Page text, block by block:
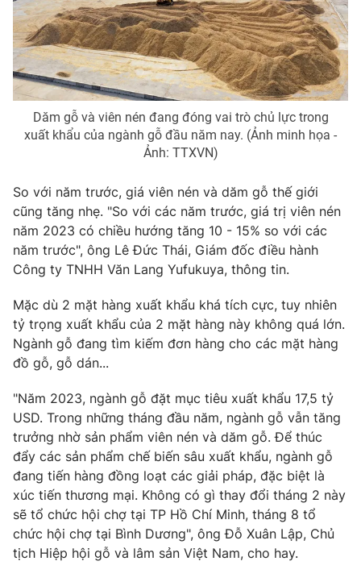
VTV Sức khoẻ Bất động sản
Thị trường 24h Tấm lòng Việt
VTV4 Vươn mình bằng AI
Liên hệ tòa soạn English
THỜI BÁO VTV
Theo dõi báo trên
Cơ quan chủ quản:Đài Truyền hình Việt Nam
Cơ quan báo chí: Thời báo VTV
Giấy phép hoạt động báo in và báo điện tử số 483/GP-BTTTT
cấp ngày 29/12/2023
Tổng Biên tập:Vũ Thanh Thủy
Phó Tổng Biên tập: Nguyễn Thị Mỹ Hạnh, Phạm Quốc Thắng,
Nguyễn Trọng Ninh
Dăm gỗ và viên nén đang đóng vai trò chủ lực trong
xuất khẩu của ngành gỗ đầu năm nay. (Ảnh minh họa -
Ảnh: TTXVN)
So với năm trước, giá viên nén và dăm gỗ thế giới
cũng tăng nhẹ. "So với các năm trước, giá trị viên nén
năm 2023 có chiều hướng tăng 10 - 15% so với các
năm trước", ông Lê Đức Thái, Giám đốc điều hành
Công ty TNHH Văn Lang Yufukuya, thông tin.
Mặc dù 2 mặt hàng xuất khẩu khá tích cực, tuy nhiên
tỷ trọng xuất khẩu của 2 mặt hàng này không quá lớn.
Ngành gỗ đang tìm kiếm đơn hàng cho các mặt hàng
đồ gỗ, gỗ dán...
"Năm 2023, ngành gỗ đặt mục tiêu xuất khẩu 17,5 tỷ
USD. Trong những tháng đầu năm, ngành gỗ vẫn tăng
trưởng nhờ sản phẩm viên nén và dăm gỗ. Để thúc
đẩy các sản phẩm chế biến sâu xuất khẩu, ngành gỗ
đang tiến hàng đồng loạt các giải pháp, đặc biệt là
xúc tiến thương mại. Không có gì thay đổi tháng 2 này
sẽ tổ chức hội chợ tại TP Hồ Chí Minh, tháng 8 tổ
chức hội chợ tại Bình Dương", ông Đỗ Xuân Lập, Chủ
tịch Hiệp hội gỗ và lâm sản Việt Nam, cho hay.